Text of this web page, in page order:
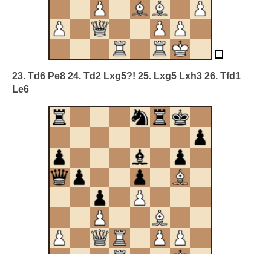
23. Td6 Pe8 24. Td2 Lxg5?! 25. Lxg5 Lxh3 26. Tfd1
Le6